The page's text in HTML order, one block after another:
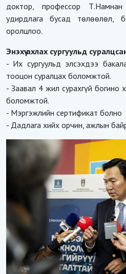
доктор, профессор
удирдлага бусад төлөөлөл,
оролцлоо.
Энэхүү ахлах сургуульд
- Их сургуульд элсэхдээ
тооцон суралцах боломжтой.
- Заавал 4 жил сурахгүй богино
боломжтой.
- Мэргэжлийн сертификат болно
- Дадлага хийх орчин, ажлын